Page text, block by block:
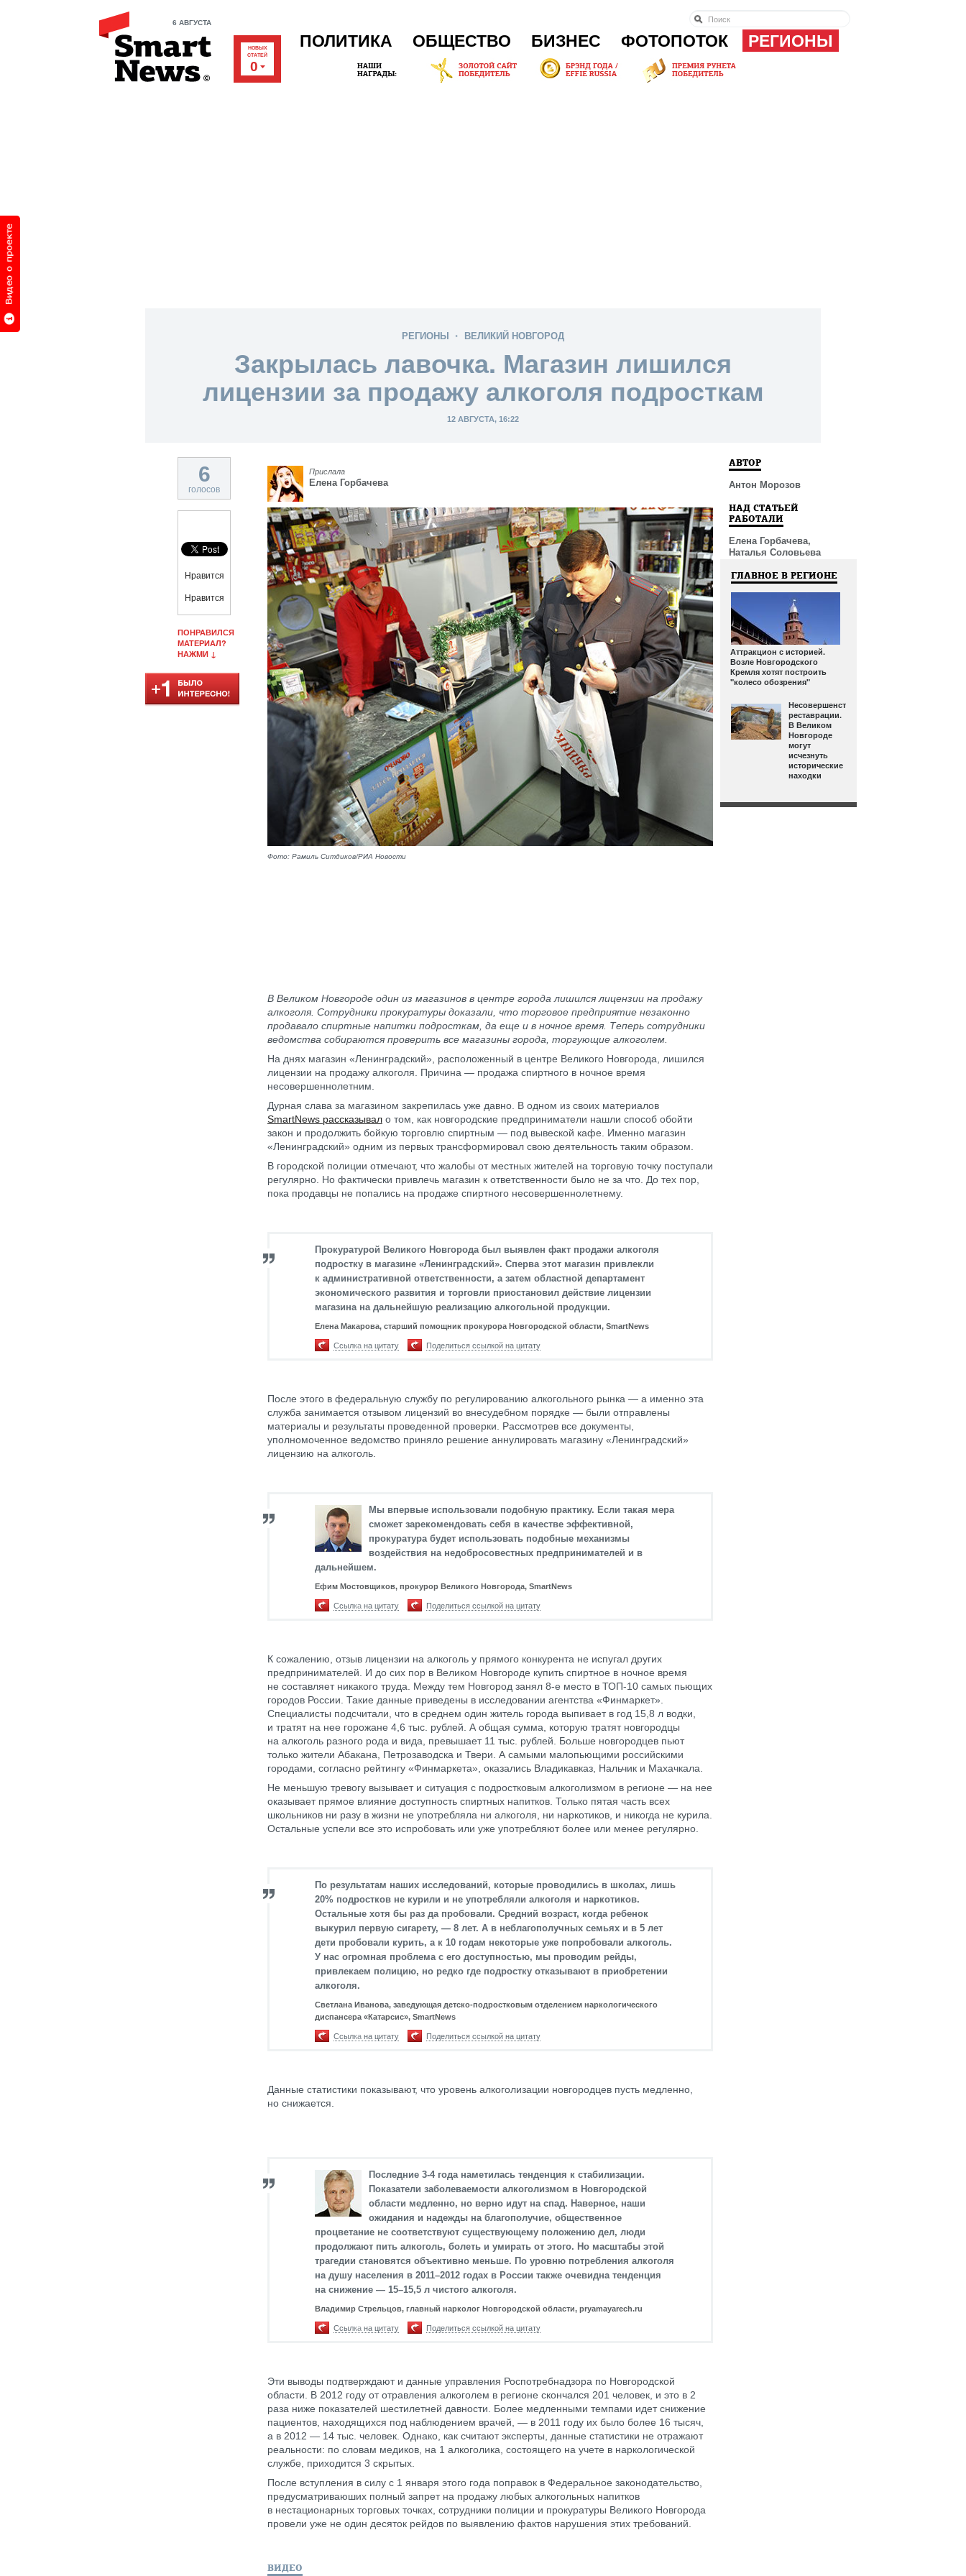
6 АВГУСТА
НОВЫХ
СТАТЕЙ
0
ПОЛИТИКА ОБЩЕСТВО БИЗНЕС ФОТОПОТОК РЕГИОНЫ
РЕГИОНЫ ВЕЛИКИЙ НОВГОРОД
Закрылась лавочка. Магазин лишился
лицензии за продажу алкоголя подросткам
12 АВГУСТА, 16:22
6
голосов
Нравится
Нравится
ПОНРАВИЛСЯ
МАТЕРИАЛ?
НАЖМИ ↓
Прислала
Елена Горбачева
Фото: Рамиль Ситдиков/РИА Новости
В Великом Новгороде один из магазинов в центре города лишился лицензии на продажу
алкоголя. Сотрудники прокуратуры доказали, что торговое предприятие незаконно
продавало спиртные напитки подросткам, да еще и в ночное время. Теперь сотрудники
ведомства собираются проверить все магазины города, торгующие алкоголем.
На днях магазин «Ленинградский», расположенный в центре Великого Новгорода, лишился
лицензии на продажу алкоголя. Причина — продажа спиртного в ночное время
несовершеннолетним.
Дурная слава за магазином закрепилась уже давно. В одном из своих материалов
SmartNews рассказывал о том, как новгородские предприниматели нашли способ обойти
закон и продолжить бойкую торговлю спиртным — под вывеской кафе. Именно магазин
«Ленинградский» одним из первых трансформировал свою деятельность таким образом.
В городской полиции отмечают, что жалобы от местных жителей на торговую точку поступали
регулярно. Но фактически привлечь магазин к ответственности было не за что. До тех пор,
пока продавцы не попались на продаже спиртного несовершеннолетнему.
Прокуратурой Великого Новгорода был выявлен факт продажи алкоголя
подростку в магазине «Ленинградский». Сперва этот магазин привлекли
к административной ответственности, а затем областной департамент
экономического развития и торговли приостановил действие лицензии
магазина на дальнейшую реализацию алкогольной продукции.
Елена Макарова, старший помощник прокурора Новгородской области, SmartNews
Ссылка на цитату Поделиться ссылкой на цитату
После этого в федеральную службу по регулированию алкогольного рынка — а именно эта
служба занимается отзывом лицензий во внесудебном порядке — были отправлены
материалы и результаты проведенной проверки. Рассмотрев все документы,
уполномоченное ведомство приняло решение аннулировать магазину «Ленинградский»
лицензию на алкоголь.
Мы впервые использовали подобную практику. Если такая мера
сможет зарекомендовать себя в качестве эффективной,
прокуратура будет использовать подобные механизмы
воздействия на недобросовестных предпринимателей и в
дальнейшем.
Ефим Мостовщиков, прокурор Великого Новгорода, SmartNews
Ссылка на цитату Поделиться ссылкой на цитату
К сожалению, отзыв лицензии на алкоголь у прямого конкурента не испугал других
предпринимателей. И до сих пор в Великом Новгороде купить спиртное в ночное время
не составляет никакого труда. Между тем Новгород занял 8-е место в ТОП-10 самых пьющих
городов России. Такие данные приведены в исследовании агентства «Финмаркет».
Специалисты подсчитали, что в среднем один житель города выпивает в год 15,8 л водки,
и тратят на нее горожане 4,6 тыс. рублей. А общая сумма, которую тратят новгородцы
на алкоголь разного рода и вида, превышает 11 тыс. рублей. Больше новгородцев пьют
только жители Абакана, Петрозаводска и Твери. А самыми малопьющими российскими
городами, согласно рейтингу «Финмаркета», оказались Владикавказ, Нальчик и Махачкала.
Не меньшую тревогу вызывает и ситуация с подростковым алкоголизмом в регионе — на нее
оказывает прямое влияние доступность спиртных напитков. Только пятая часть всех
школьников ни разу в жизни не употребляла ни алкоголя, ни наркотиков, и никогда не курила.
Остальные успели все это испробовать или уже употребляют более или менее регулярно.
По результатам наших исследований, которые проводились в школах, лишь
20% подростков не курили и не употребляли алкоголя и наркотиков.
Остальные хотя бы раз да пробовали. Средний возраст, когда ребенок
выкурил первую сигарету, — 8 лет. А в неблагополучных семьях и в 5 лет
дети пробовали курить, а к 10 годам некоторые уже попробовали алкоголь.
У нас огромная проблема с его доступностью, мы проводим рейды,
привлекаем полицию, но редко где подростку отказывают в приобретении
алкоголя.
Светлана Иванова, заведующая детско-подростковым отделением наркологического
диспансера «Катарсис», SmartNews
Ссылка на цитату Поделиться ссылкой на цитату
Данные статистики показывают, что уровень алкоголизации новгородцев пусть медленно,
но снижается.
Последние 3-4 года наметилась тенденция к стабилизации.
Показатели заболеваемости алкоголизмом в Новгородской
области медленно, но верно идут на спад. Наверное, наши
ожидания и надежды на благополучие, общественное
процветание не соответствуют существующему положению дел, люди
продолжают пить алкоголь, болеть и умирать от этого. Но масштабы этой
трагедии становятся объективно меньше. По уровню потребления алкоголя
на душу населения в 2011–2012 годах в России также очевидна тенденция
на снижение — 15–15,5 л чистого алкоголя.
Владимир Стрельцов, главный нарколог Новгородской области, pryamayarech.ru
Ссылка на цитату Поделиться ссылкой на цитату
Эти выводы подтверждают и данные управления Роспотребнадзора по Новгородской
области. В 2012 году от отравления алкоголем в регионе скончался 201 человек, и это в 2
раза ниже показателей шестилетней давности. Более медленными темпами идет снижение
пациентов, находящихся под наблюдением врачей, — в 2011 году их было более 16 тысяч,
а в 2012 — 14 тыс. человек. Однако, как считают эксперты, данные статистики не отражают
реальности: по словам медиков, на 1 алкоголика, состоящего на учете в наркологической
службе, приходится 3 скрытых.
После вступления в силу с 1 января этого года поправок в Федеральное законодательство,
предусматриваюших полный запрет на продажу любых алкогольных напитков
в нестационарных торговых точках, сотрудники полиции и прокуратуры Великого Новгорода
провели уже не один десяток рейдов по выявлению фактов нарушения этих требований.
ВИДЕО
АВТОР
Антон Морозов
НАД СТАТЬЕЙ
РАБОТАЛИ
Елена Горбачева,
Наталья Соловьева
ГЛАВНОЕ В РЕГИОНЕ
Аттракцион с историей.
Возле Новгородского
Кремля хотят построить
"колесо обозрения"
Несовершенства
реставрации.
В Великом
Новгороде
могут
исчезнуть
исторические
находки